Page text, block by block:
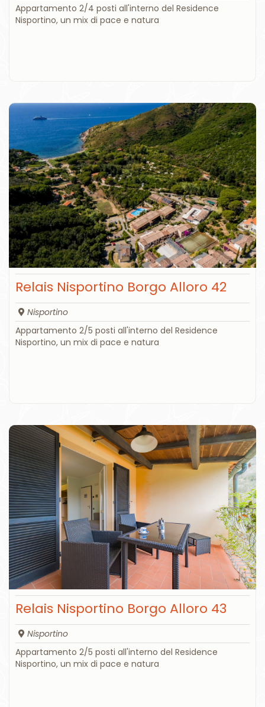
Appartamento 2/4 posti all'interno del Residence
Nisportino, un mix di pace e natura
Relais Nisportino Borgo Alloro 42
Nisportino
Appartamento 2/5 posti all'interno del Residence
Nisportino, un mix di pace e natura
Relais Nisportino Borgo Alloro 43
Nisportino
Appartamento 2/5 posti all'interno del Residence
Nisportino, un mix di pace e natura